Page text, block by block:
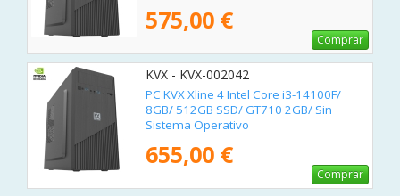
575,00 €
Comprar
KVX - KVX-002042
PC KVX Xline 4 Intel Core i3-14100F/
8GB/ 512GB SSD/ GT710 2GB/ Sin
Sistema Operativo
655,00 €
Comprar